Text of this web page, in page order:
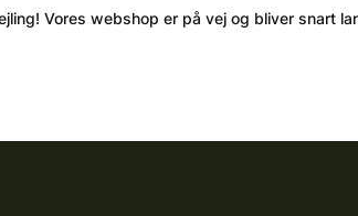
Vores webshop er på vej og bliver snart